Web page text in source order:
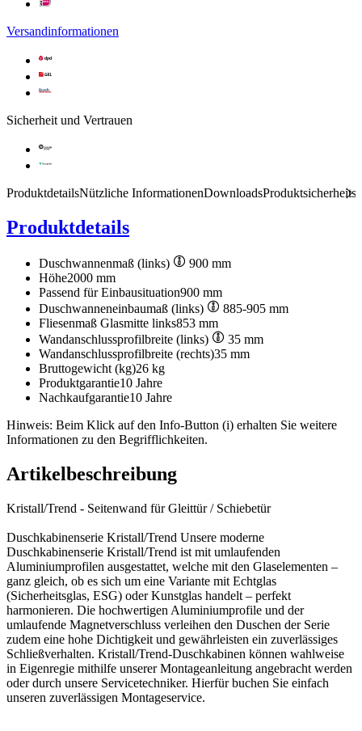
Versandinformationen
Sicherheit und Vertrauen
Produktdetails
Produktdetails
Duschwannenmaß (links)
900 mm
Höhe2000 mm
Passend für Einbausituation900 mm
Duschwanneneinbaumaß (links)
885-905 mm
Fliesenmaß Glasmitte links853 mm
Wandanschlussprofilbreite (links)
35 mm
Wandanschlussprofilbreite (rechts)35 mm
Bruttogewicht (kg)26 kg
Produktgarantie10 Jahre
Nachkaufgarantie10 Jahre
Hinweis: Beim Klick auf den Info-Button (i) erhalten Sie weitere
Informationen zu den Begrifflichkeiten.
Nützliche InformationenDownloads
Artikelbeschreibung
Kristall/Trend - Seitenwand für Gleittür / Schiebetür
Duschkabinenserie Kristall/Trend Unsere moderne
Duschkabinenserie Kristall/Trend ist mit umlaufenden
Aluminiumprofilen ausgestattet, welche mit den Glaselementen –
ganz gleich, ob es sich um eine Variante mit Echtglas
(Sicherheitsglas, ESG) oder Kunstglas handelt – perfekt
harmonieren. Die hochwertigen Aluminiumprofile und der
umlaufende Magnetverschluss verleihen den Duschen der Serie
zudem eine hohe Dichtigkeit und gewährleisten ein zuverlässiges
Schließverhalten. Kristall/Trend-Duschkabinen können wahlweise
in Eigenregie mithilfe unserer Montageanleitung angebracht werden
oder durch unsere Servicetechniker. Hierfür buchen Sie einfach
unseren zuverlässigen Montageservice.